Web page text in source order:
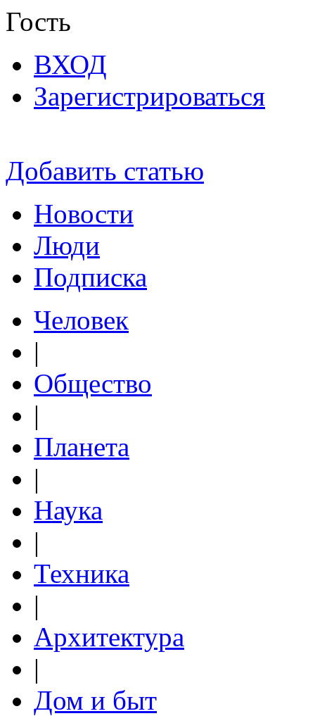
Гость
ВХОД
Зарегистрироваться
Добавить статью
Новости
Люди
Подписка
Человек
|
Общество
|
Планета
|
Наука
|
Техника
|
Архитектура
|
Дом и быт